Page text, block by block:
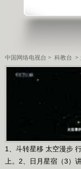
中国网络电视台 > 科教台 >
1、斗转星移 太空漫步
上。2、日月星宿（3）